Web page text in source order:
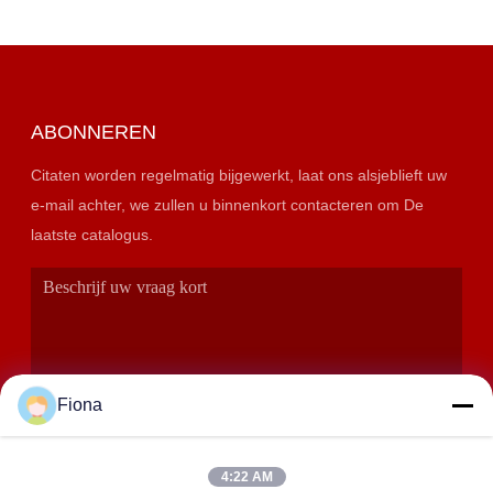
ABONNEREN
Citaten worden regelmatig bijgewerkt, laat ons alsjeblieft uw
e-mail achter, we zullen u binnenkort contacteren om De
laatste catalogus.
Fiona
4:22 AM